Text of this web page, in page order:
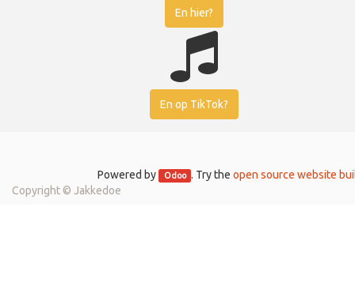
En hier?
En op TikTok?
Powered by Odoo . Try the open source website
Copyright © Jakkedoe